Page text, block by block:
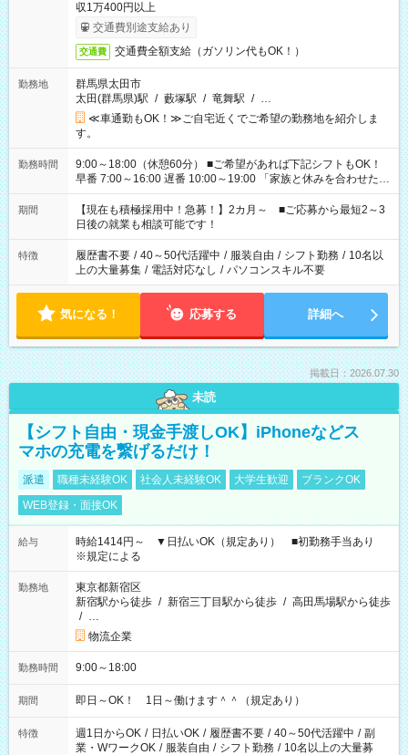
収1万400円以上
交通費別途支給あり
交通費 交通費全額支給（ガソリン代もOK！）
勤務地
群馬県太田市
太田(群馬県)駅 / 藪塚駅 / 竜舞駅 / …
≪車通勤もOK！≫ご自宅近くでご希望の勤務地を紹介しま
す。
勤務時間
9:00～18:00（休憩60分） ■ご希望があれば下記シフトもOK！
早番 7:00～16:00 遅番 10:00～19:00 「家族と休みを合わせた
い」 「余裕を持って夕飯の準備がしたい」 「できれば残業はし
たくない」 など、ご希望を教えてくださいね。 ※Wワーク希望
の方へ 今ご覧のお仕事で希望する勤務時間と、もう1つのお仕事
の勤務時間。 合計で週40時間を超える場合は応募できません。
期間
【現在も積極採用中！急募！】2カ月～ ■ご応募から最短2～3
日後の就業も相談可能です！
特徴 履歴書不要 / 40～50代活躍中 / 服装自由 / シフト勤務 / 10名以
上の大量募集 / 電話対応なし / パソコンスキル不要
気になる！ 応募する 詳細へ
掲載日：2026.07.30
未読
【シフト自由・現金手渡しOK】iPhoneなどス
マホの充電を繋げるだけ！
派遣 職種未経験OK 社会人未経験OK 大学生歓迎
ブランクOK
WEB登録・面接OK
給与
時給1414円～ ▼日払いOK（規定あり） ■初勤務手当あり
※規定による
勤務地
東京都新宿区
新宿駅から徒歩 / 新宿三丁目駅から徒歩 / 高田馬場駅から徒歩
/ …
物流企業
勤務時間 9:00～18:00
期間 即日～OK！ 1日～働けます＾＾（規定あり）
特徴 週1日からOK / 日払いOK / 履歴書不要 / 40～50代活躍中 / 副
業・WワークOK / 服装自由 / シフト勤務 / 10名以上の大量募